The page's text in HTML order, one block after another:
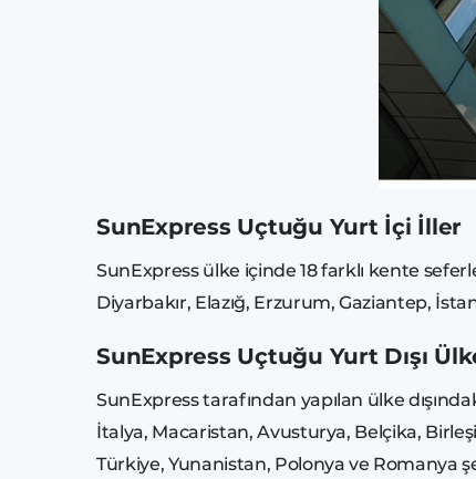
SunExpress Uçtuğu Yurt İçi İller
SunExpress ülke içinde 18 farklı kente
Diyarbakır, Elazığ, Erzurum, Gaziantep,
SunExpress Uçtuğu Yurt Dışı
SunExpress tarafından yapılan ülke
İtalya, Macaristan, Avusturya, Belçika,
Türkiye, Yunanistan, Polonya ve Romanya